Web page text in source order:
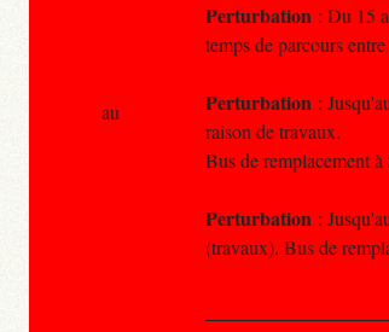
Perturbation : Du 15
temps de parcours
Perturbation :
raison de travaux.
Bus de remplacement
Perturbation :
(travaux). Bus de
au